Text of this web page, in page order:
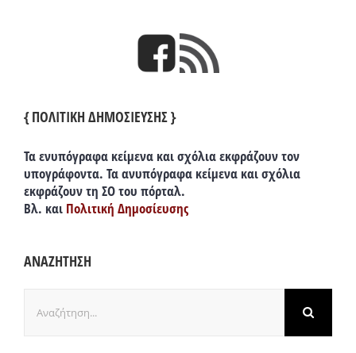
{ ΠΟΛΙΤΙΚΗ ΔΗΜΟΣΙΕΥΣΗΣ }
Τα ενυπόγραφα κείμενα και σχόλια εκφράζουν τον
υπογράφοντα. Τα ανυπόγραφα κείμενα και σχόλια
εκφράζουν τη ΣΟ του πόρταλ.
Βλ. και Πολιτική Δημοσίευσης
ΑΝΑΖΗΤΗΣΗ
για: